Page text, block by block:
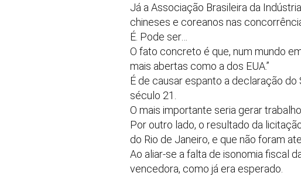
Já a Associação Brasileira da
chineses e coreanos nas
É. Pode ser…
O fato concreto é que, num mundo
mais abertas como a dos EUA.”
É de causar espanto a declaração
século 21.
O mais importante seria gerar trabalho
Por outro lado, o resultado da
do Rio de Janeiro, e que não foram
Ao aliar-se a falta de isonomia fiscal
vencedora, como já era esperado.